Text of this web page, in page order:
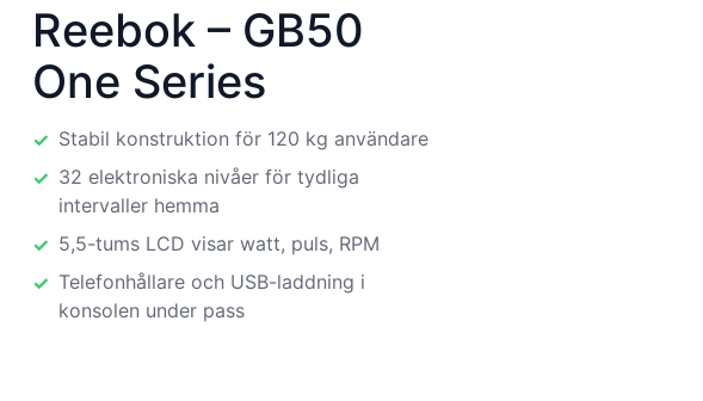
Reebok – GB50
One Series
Stabil konstruktion för 120 kg användare
32 elektroniska nivåer för tydliga
intervaller hemma
5,5-tums LCD visar watt, puls, RPM
Telefonhållare och USB-laddning i
konsolen under pass